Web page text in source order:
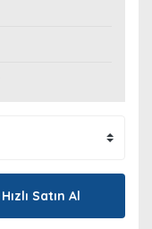
Hızlı Satın Al